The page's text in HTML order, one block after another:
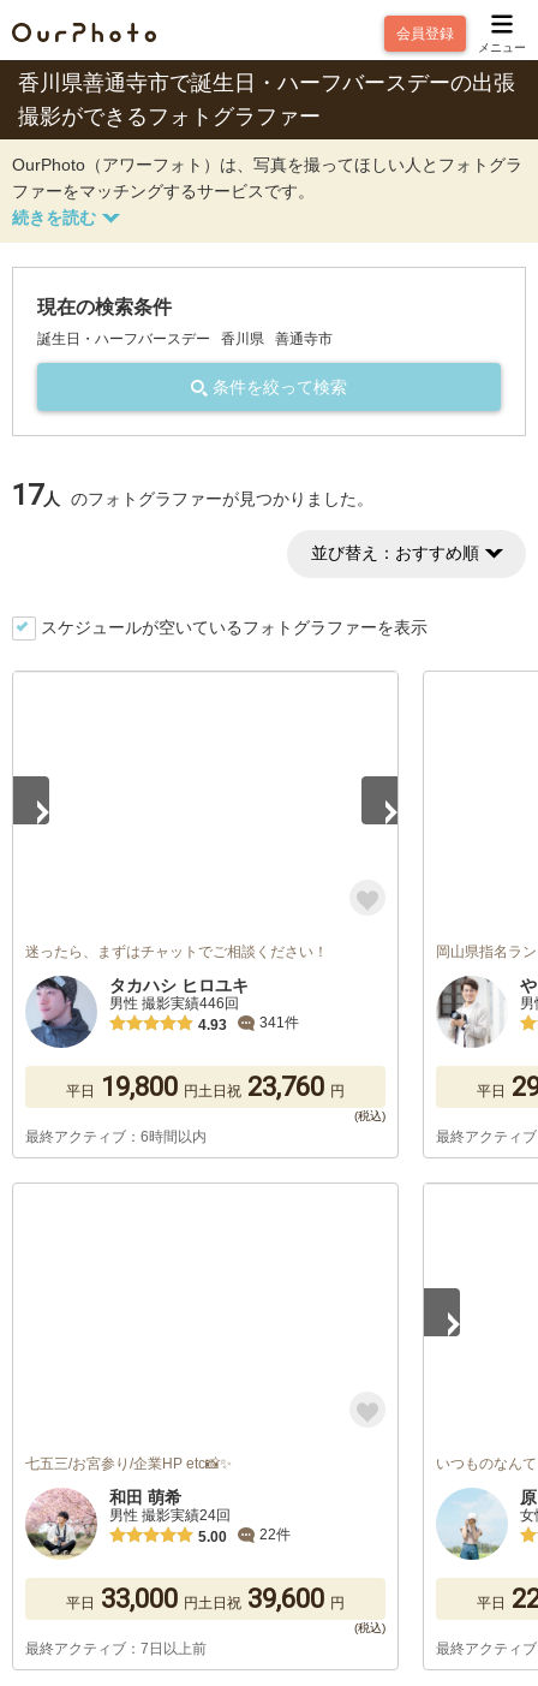
会員登録
メニュー
香川県善通寺市で誕生日・ハーフバースデーの出張
撮影ができるフォトグラファー
OurPhoto（アワーフォト）は、写真を撮ってほしい人とフォトグラ
ファーをマッチングするサービスです。
現在の検索条件
誕生日・ハーフバースデー 香川県 善通寺市
条件を絞って検索
17人 のフォトグラファーが見つかりました。
並び替え： おすすめ順
スケジュールが空いているフォトグラファーを表示
迷ったら、まずはチャットでご相談ください！
タカハシ ヒロユキ
男性 撮影実績446回
4.93
341件
平日 19,800 円土日祝 23,760 円
最終アクティブ：6時間以内
岡山県指名ラ
平日
最終アクティ
七五三/お宮参り/企業HP etc📸✨
和田 萌希
男性 撮影実績24回
5.00
22件
平日 33,000 円土日祝 39,600 円
最終アクティブ：7日以上前
いつものなん
女
平日
最終アクティ